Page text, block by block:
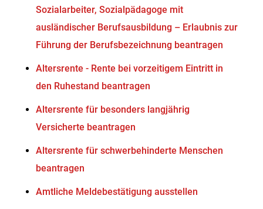
Sozialarbeiter, Sozialpädagoge mit
ausländischer Berufsausbildung – Erlaubnis zur
Führung der Berufsbezeichnung beantragen
Altersrente - Rente bei vorzeitigem Eintritt in
den Ruhestand beantragen
Altersrente für besonders langjährig
Versicherte beantragen
Altersrente für schwerbehinderte Menschen
beantragen
Amtliche Meldebestätigung ausstellen